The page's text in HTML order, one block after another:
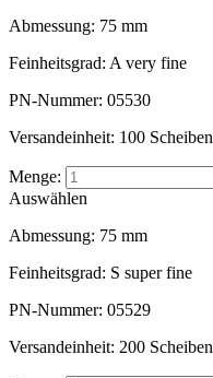
Abmessung: 75 mm
Feinheitsgrad: A very fine
PN-Nummer: 05530
Versandeinheit: 100 Scheiben
Menge:
Auswählen
Abmessung: 75 mm
Feinheitsgrad: S super fine
PN-Nummer: 05529
Versandeinheit: 200 Scheiben